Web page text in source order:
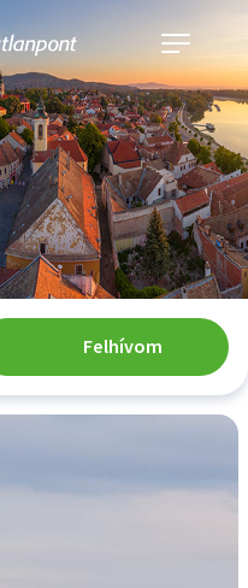
Navigáció
kinyitása
Felhívom